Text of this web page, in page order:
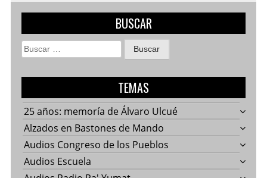
BUSCAR
Buscar:
TEMAS
25 años: memoría de Álvaro Ulcué
Alzados en Bastones de Mando
Audios Congreso de los Pueblos
Audios Escuela